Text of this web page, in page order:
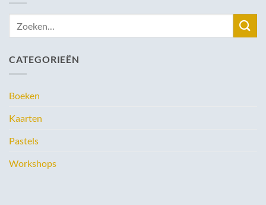
CATEGORIEËN
Boeken
Kaarten
Pastels
Workshops